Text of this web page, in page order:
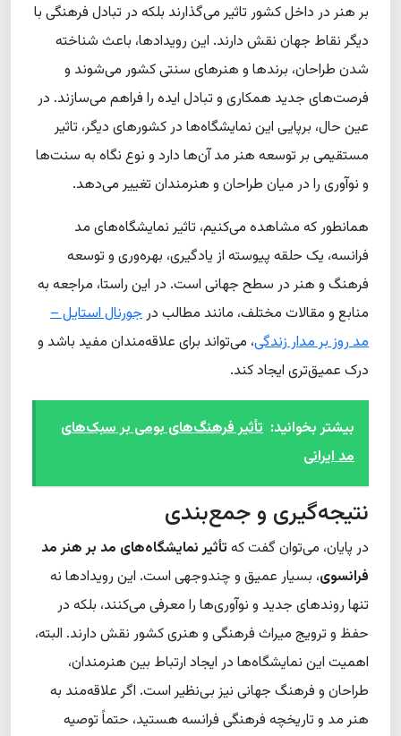
بر هنر در داخل کشور تاثیر می‌گذارند بلکه در تبادل فرهنگی با
دیگر نقاط جهان نقش دارند. این رویدادها، باعث شناخته
شدن طراحان، برندها و هنرهای سنتی کشور می‌شوند و
فرصت‌های جدید همکاری و تبادل ایده را فراهم می‌سازند. در
عین حال، برپایی این نمایشگاه‌ها در کشورهای دیگر، تاثیر
مستقیمی بر توسعه هنر مد آن‌ها دارد و نوع نگاه به سنت‌ها
و نوآوری را در میان طراحان و هنرمندان تغییر می‌دهد.
همانطور که مشاهده می‌کنیم، تاثیر نمایشگاه‌های مد
فرانسه، یک حلقه پیوسته از یادگیری، بهره‌وری و توسعه
فرهنگ و هنر در سطح جهانی است. در این راستا، مراجعه به
منابع و مقالات مختلف، مانند مطالب درجورنال استایل –
مد روز بر مدار زندگی، می‌تواند برای علاقه‌مندان مفید باشد و
درک عمیق‌تری ایجاد کند.
بیشتر بخوانید: تأثیر فرهنگ‌های بومی بر سبک‌های
مد ایرانی
نتیجه‌گیری و جمع‌بندی
در پایان، می‌توان گفت کهتأثیر نمایشگاه‌های مد بر هنر مد
فرانسوی، بسیار عمیق و چندوجهی است. این رویدادها نه
تنها روندهای جدید و نوآوری‌ها را معرفی می‌کنند، بلکه در
حفظ و ترویج میراث فرهنگی و هنری کشور نقش دارند. البته،
اهمیت این نمایشگاه‌ها در ایجاد ارتباط بین هنرمندان،
طراحان و فرهنگ جهانی نیز بی‌نظیر است. اگر علاقه‌مند به
هنر مد و تاریخچه فرهنگی فرانسه هستید، حتماً توصیه